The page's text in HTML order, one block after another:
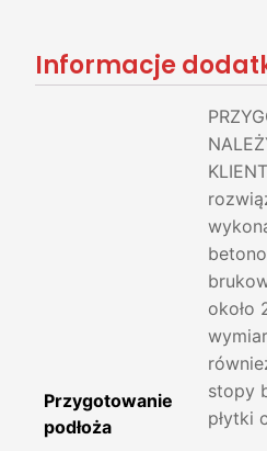
Informacje
Przygotowanie
podłoża
około
stopy
płytki